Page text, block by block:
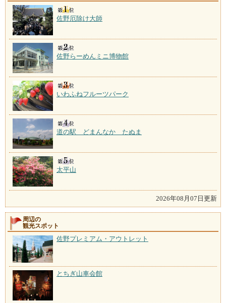
佐野厄除け大師
佐野らーめんミニ博物館
いわふねフルーツパーク
道の駅 どまんなか たぬま
太平山
2026年08月07日更新
周辺の
観光スポット
佐野プレミアム・アウトレット
とちぎ山車会館